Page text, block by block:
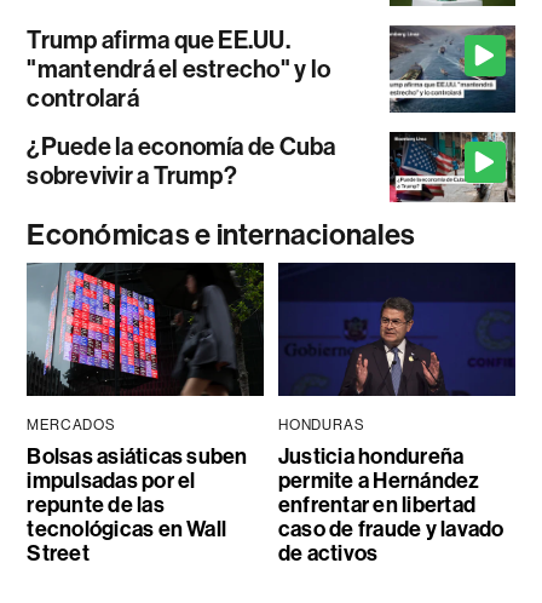
Trump afirma que EE.UU.
"mantendrá el estrecho" y lo
controlará
¿Puede la economía de Cuba
sobrevivir a Trump?
Económicas e internacionales
MERCADOS
Bolsas asiáticas suben
impulsadas por el
repunte de las
tecnológicas en Wall
Street
HONDURAS
Justicia hondureña
permite a Hernández
enfrentar en libertad
caso de fraude y lavado
de activos